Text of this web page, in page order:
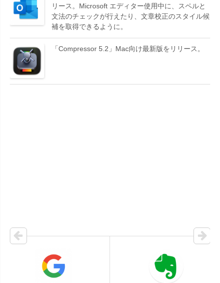
リース。Microsoft エディター使用中に、スペルと
文法のチェックが行えたり、文章校正のスタイル候
補を取得できるように。
「Compressor 5.2」Mac向け最新版をリリース。